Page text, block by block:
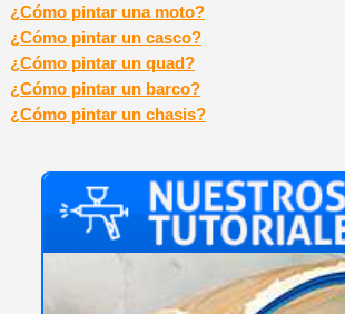
¿Cómo pintar una moto?
¿Cómo pintar un casco?
¿Cómo pintar un quad?
¿Cómo pintar un barco?
¿Cómo pintar un chasis?